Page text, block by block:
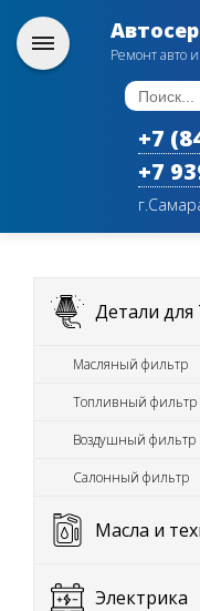
Ремонт авто
+7
+7
Детали
Масляный фильтр
Топливный фильтр
Воздушный фильтр
Салонный фильтр
Масла и
Электрика